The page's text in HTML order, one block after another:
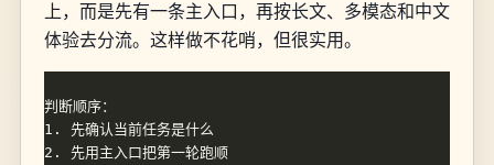
上，而是先有一条主入口，再按长文、多模态和中文
体验去分流。这样做不花哨，但很实用。
2. 先用主入口把第一轮跑顺